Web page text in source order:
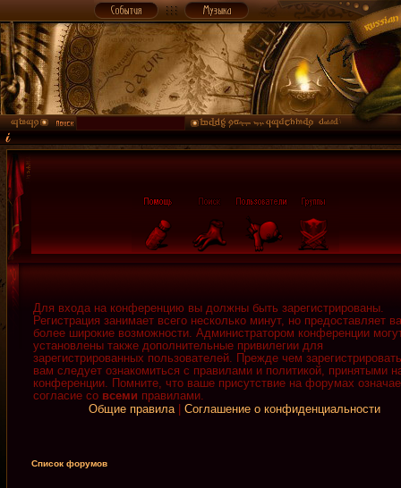
Для входа на конференцию вы должны быть зарегистрированы.
Регистрация занимает всего несколько минут, но предоставляет
более широкие возможности. Администратором конференции
установлены также дополнительные привилегии для
зарегистрированных пользователей. Прежде чем
вам следует ознакомиться с правилами и политикой, принятыми
конференции. Помните, что ваше присутствие на форумах
согласие со всеми правилами.
Общие правила| Соглашение о конфиденциальности
Список форумов